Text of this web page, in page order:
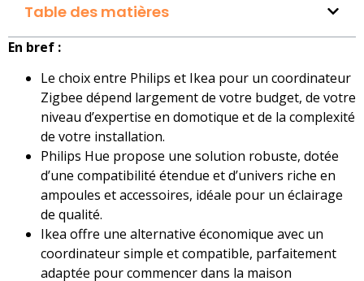
Table des matières
En bref :
Le choix entre Philips et Ikea pour un coordinateur
Zigbee dépend largement de votre budget, de votre
niveau d’expertise en domotique et de la complexité
de votre installation.
Philips Hue propose une solution robuste, dotée
d’une compatibilité étendue et d’univers riche en
ampoules et accessoires, idéale pour un éclairage
de qualité.
Ikea offre une alternative économique avec un
coordinateur simple et compatible, parfaitement
adaptée pour commencer dans la maison